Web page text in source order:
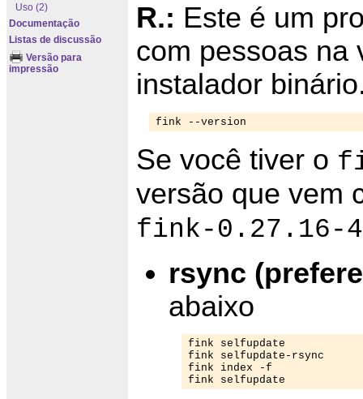
Uso (2)
Documentação
Listas de discussão
Versão para
impressão
R.: Este é um
com pessoas na
instalador
fink --version
Se você tiver o
versão que vem
fink-0.27.16-
rsync
abaixo
fink selfupdate
fink selfupdate-rsync
fink index -f
fink selfupdate